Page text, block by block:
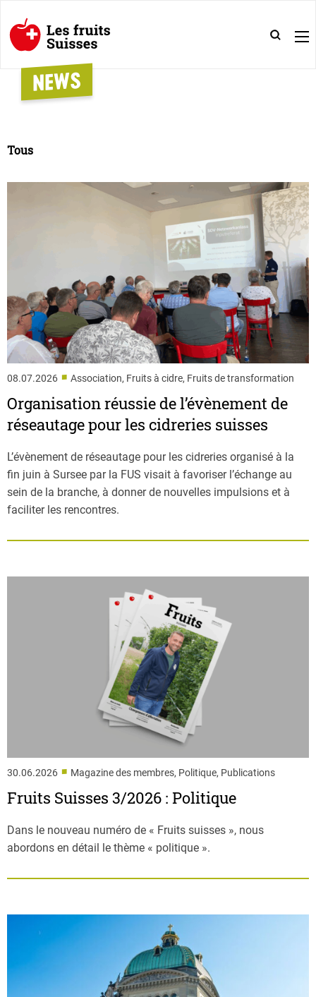
NEWS
Tous
08.07.2026 ■ Association, Fruits à cidre, Fruits de transformation
Organisation réussie de l’évènement de
réseautage pour les cidreries suisses
L’évènement de réseautage pour les cidreries organisé à la
fin juin à Sursee par la FUS visait à favoriser l’échange au
sein de la branche, à donner de nouvelles impulsions et à
faciliter les rencontres.
30.06.2026 ■ Magazine des membres, Politique, Publications
Fruits Suisses 3/2026 : Politique
Dans le nouveau numéro de « Fruits suisses », nous
abordons en détail le thème « politique ».